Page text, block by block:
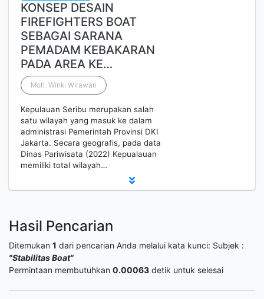
KONSEP DESAIN
FIREFIGHTERS BOAT
SEBAGAI SARANA
PEMADAM KEBAKARAN
PADA AREA KE…
Moh. Winki Wirawan
Kepulauan Seribu merupakan salah
satu wilayah yang masuk ke dalam
administrasi Pemerintah Provinsi DKI
Jakarta. Secara geografis, pada data
Dinas Pariwisata (2022) Kepualauan
memiliki total wilayah…
Hasil Pencarian
Ditemukan 1 dari pencarian Anda melalui kata kunci: Subjek :
"Stabilitas Boat"
Permintaan membutuhkan 0.00063 detik untuk selesai